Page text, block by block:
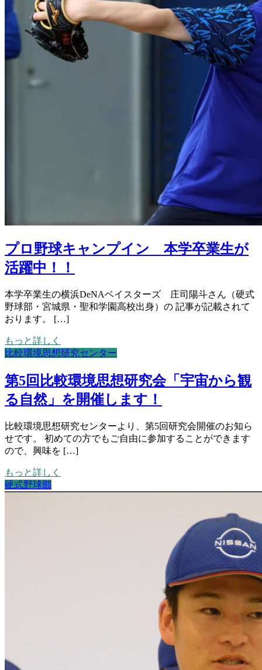
プロ野球キャンプイン 本学卒業生が
活躍中！！
本学卒業生の横浜DeNAベイスターズ 庄司陽斗さん（硬式
野球部・宮城県・聖和学園高校出身）の 記事が記載されて
おります。 […]
もっと詳しく
比較環境思想研究センター
第5回比較環境思想研究会「宇宙から観
る自然」を開催します！
比較環境思想研究センターより、第5回研究会開催のお知ら
せです。 初めての方でもご自由に参加することができます
ので、興味を […]
もっと詳しく
硬式野球部